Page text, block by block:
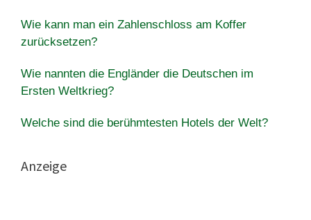
Wie kann man ein Zahlenschloss am Koffer
zurücksetzen?
Wie nannten die Engländer die Deutschen im
Ersten Weltkrieg?
Welche sind die berühmtesten Hotels der Welt?
Anzeige